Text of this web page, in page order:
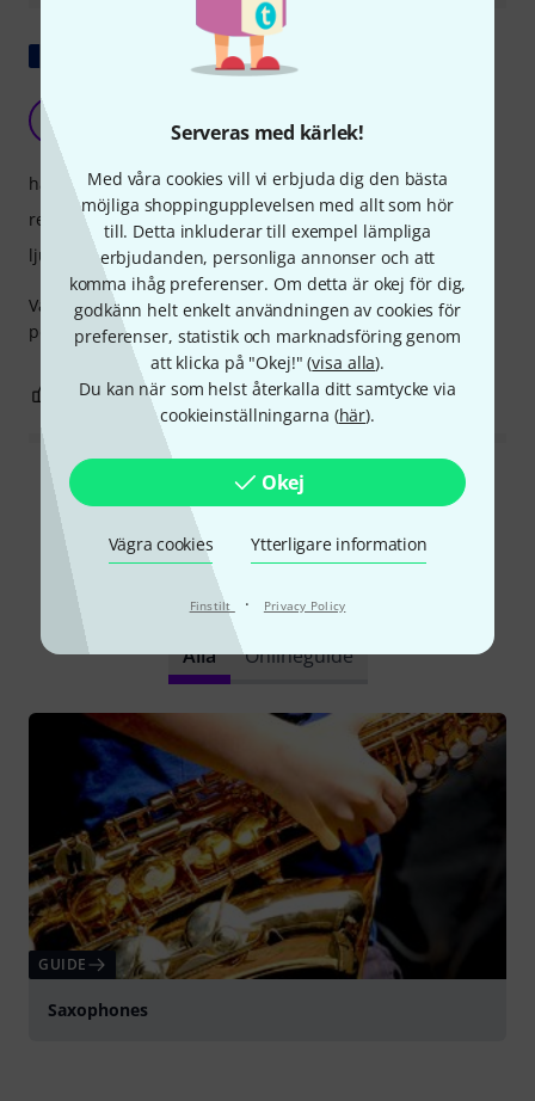
Serveras med kärlek!
Med våra cookies vill vi erbjuda dig den bästa
möjliga shoppingupplevelsen med allt som hör
till. Detta inkluderar till exempel lämpliga
erbjudanden, personliga annonser och att
komma ihåg preferenser. Om detta är okej för dig,
godkänn helt enkelt användningen av cookies för
preferenser, statistik och marknadsföring genom
att klicka på "Okej!" (visa alla).
Du kan när som helst återkalla ditt samtycke via
cookieinställningarna (här).
Okej
Vägra cookies Ytterligare information
Finstilt · Privacy Policy
X
Xachrist88 28.09.2019
Vass som används för en Selmer altsax: perfekt, ger ett
perfekt ljud från första användningen.
hantverkskvalitet
respons
ljud
0 ANMÄL RECENSION
Läs alla recensioner
Visste du?
Alla Onlineguide
GUIDE
Saxophones